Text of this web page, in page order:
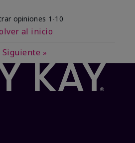
opiniones 1-10
al inicio
Siguiente »